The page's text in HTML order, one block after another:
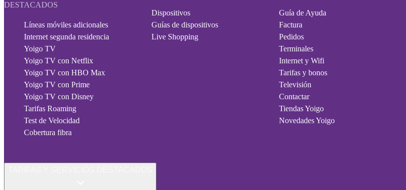
DESTACADOS
Líneas móviles adicionales
Internet segunda residencia
Yoigo TV
Yoigo TV con Netflix
Yoigo TV con HBO Max
Yoigo TV con Prime
Yoigo TV con Disney
Tarifas Roaming
Test de Velocidad
Cobertura fibra
Dispositivos
Guías de dispositivos
Live Shopping
Guía de Ayuda
Factura
Pedidos
Terminales
Internet y Wifi
Tarifas y bonos
Televisión
Contactar
Tiendas Yoigo
Novedades Yoigo